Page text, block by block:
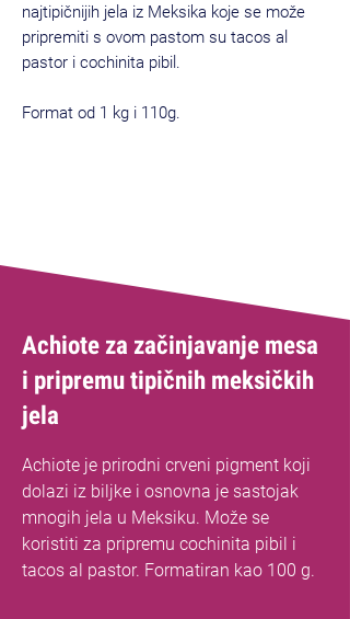
najtipičnijih jela iz Meksika koje se može
pripremiti s ovom pastom su tacos al
pastor i cochinita pibil.
Format od 1 kg i 110g.
Achiote za začinjavanje mesa
i pripremu tipičnih meksičkih
jela
Achiote je prirodni crveni pigment koji
dolazi iz biljke i osnovna je sastojak
mnogih jela u Meksiku. Može se
koristiti za pripremu cochinita pibil i
tacos al pastor. Formatiran kao 100 g.